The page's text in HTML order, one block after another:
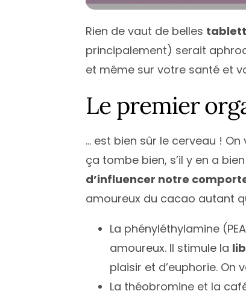
Rien de vaut de belles
principalement) serait
et même sur votre santé et
Le premier
… est bien sûr le cerveau !
ça tombe bien, s’il y en a
d’influencer notre
amoureux du cacao autant
La phényléthylamine
amoureux. Il stimule la
plaisir et d’euphorie. On
La théobromine et la